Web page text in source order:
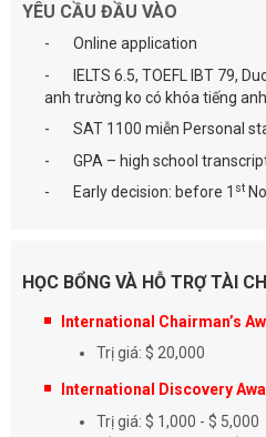
YÊU CẦU ĐẦU VÀO
- Online application
- IELTS 6.5, TOEFL IBT 79,
anh trường ko có khóa tiếng
- SAT 1100 miễn Personal
- GPA – high school
- Early decision: before 1 st
HỌC BỔNG VÀ HỖ TRỢ TÀI
International Chairman’s
Trị giá: $ 20,000
International Discovery
Trị giá: $ 1,000 - $ 5,000